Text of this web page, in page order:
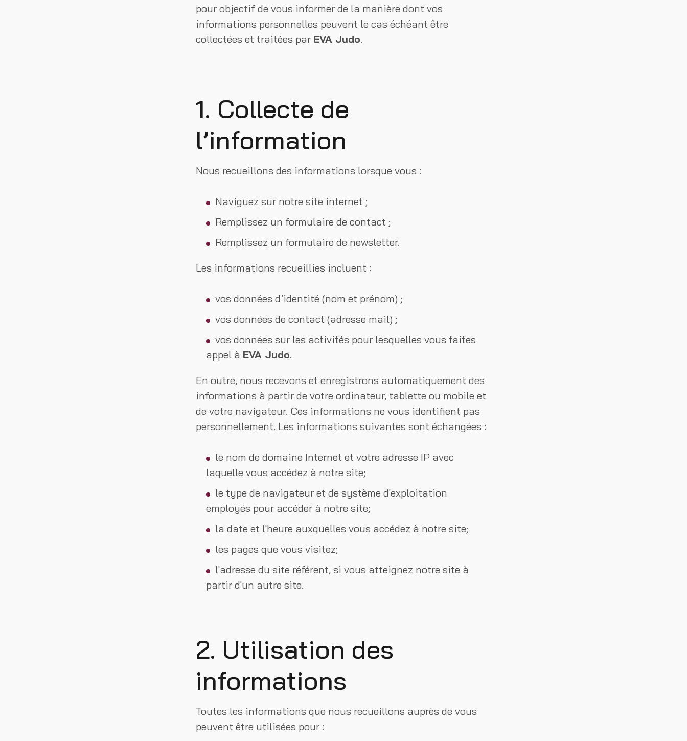
pour objectif de vous informer de la manière dont vos
informations personnelles peuvent le cas échéant être
collectées et traitées par EVA Judo.
1. Collecte de
l’information
Nous recueillons des informations lorsque vous :
Naviguez sur notre site internet ;
Remplissez un formulaire de contact ;
Remplissez un formulaire de newsletter.
Les informations recueillies incluent :
vos données d’identité (nom et prénom) ;
vos données de contact (adresse mail) ;
vos données sur les activités pour lesquelles vous faites
appel à EVA Judo.
En outre, nous recevons et enregistrons automatiquement des
informations à partir de votre ordinateur, tablette ou mobile et
de votre navigateur. Ces informations ne vous identifient pas
personnellement. Les informations suivantes sont échangées :
le nom de domaine Internet et votre adresse IP avec
laquelle vous accédez à notre site;
le type de navigateur et de système d'exploitation
employés pour accéder à notre site;
la date et l'heure auxquelles vous accédez à notre site;
les pages que vous visitez;
l'adresse du site référent, si vous atteignez notre site à
partir d'un autre site.
2. Utilisation des
informations
Toutes les informations que nous recueillons auprès de vous
peuvent être utilisées pour :